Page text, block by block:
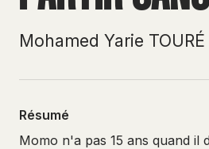
Mohamed Yarie TOURÉ
Résumé
Momo n'a pas 15 ans quand il